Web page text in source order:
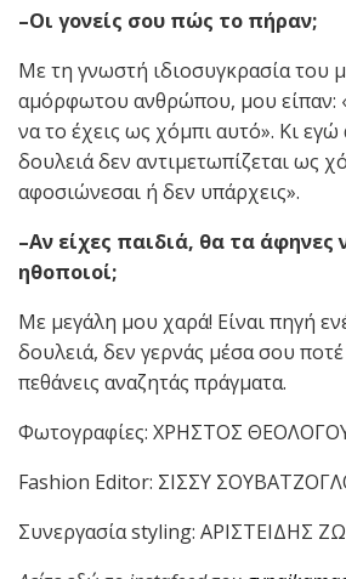
–Οι γονείς σου πώς το πήραν;
Με τη γνωστή ιδιοσυγκρασία του
αμόρφωτου ανθρώπου, μου είπαν:
να το έχεις ως χόμπι αυτό». Κι
δουλειά δεν αντιμετωπίζεται ως
αφοσιώνεσαι ή δεν υπάρχεις».
–Αν είχες παιδιά, θα τα άφηνες
ηθοποιοί;
Με μεγάλη μου χαρά! Είναι πηγή
δουλειά, δεν γερνάς μέσα σου
πεθάνεις αναζητάς πράγματα.
Φωτογραφίες: ΧΡΗΣΤΟΣ
Fashion Editor: ΣΙΣΣΥ
Συνεργασία styling: ΑΡΙΣΤΕΙΔΗΣ